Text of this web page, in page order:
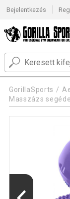
Bejelentkezés
GorillaSports
Masszázs